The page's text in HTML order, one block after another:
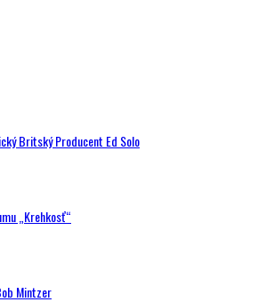
Britský Producent Ed Solo
„Krehkosť“
Mintzer